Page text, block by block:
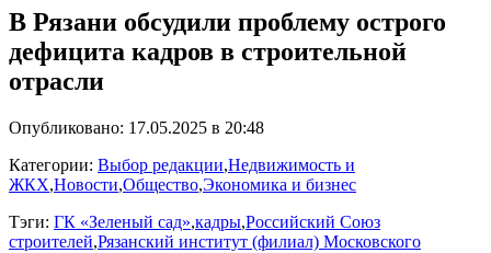
В Рязани обсудили проблему острого
дефицита кадров в строительной
отрасли
Опубликовано: 17.05.2025 в 20:48
Категории: Выбор редакции,Недвижимость и
ЖКХ,Новости,Общество,Экономика и бизнес
Тэги: ГК «Зеленый сад»,кадры,Российский Союз
строителей,Рязанский институт (филиал) Московского